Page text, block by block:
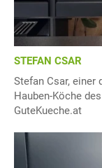
STEFAN CSAR
Stefan Csar, einer
Hauben-Köche
GuteKueche.at